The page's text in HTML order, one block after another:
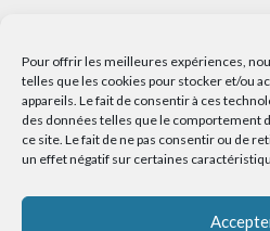
Pour offrir les meilleures expériences,
telles que les cookies pour stocker et/ou
appareils. Le fait de consentir à ces
des données telles que le comportement
ce site. Le fait de ne pas consentir ou de
un effet négatif sur certaines